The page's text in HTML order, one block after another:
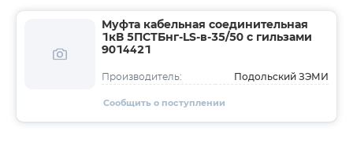
Муфта кабельная соединительная
1кВ 5ПСТБнг-LS-в-35/50 с гильзами
9014421
Производитель: Подольский ЗЭМИ
Сообщить о поступлении